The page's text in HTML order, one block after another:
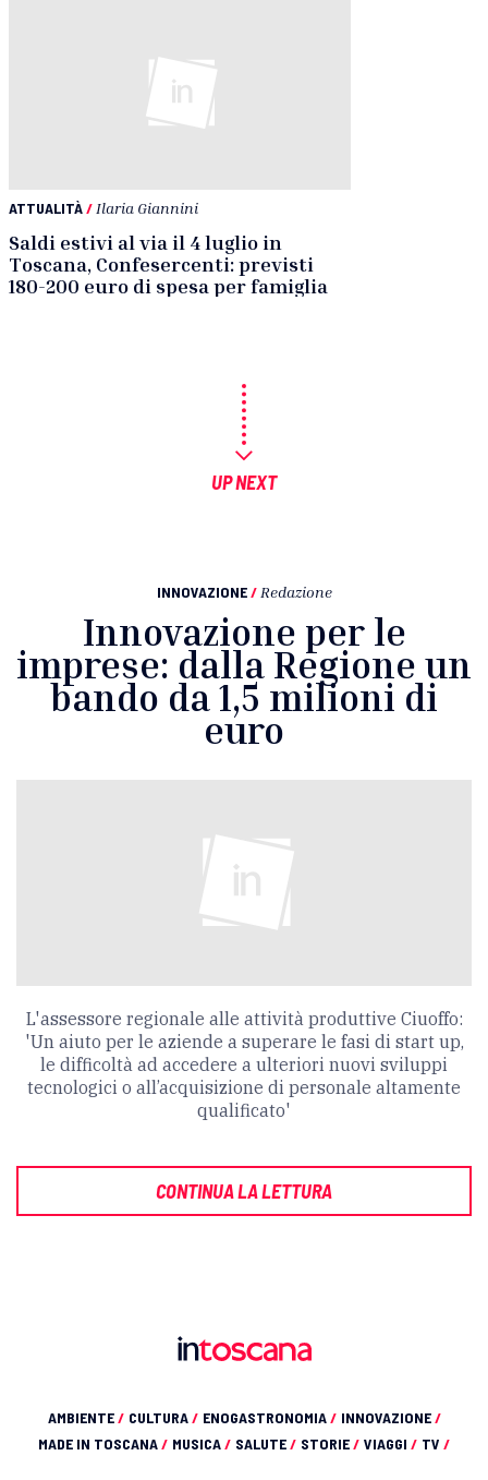
ATTUALITÀ/ Ilaria Giannini
Saldi estivi al via il 4 luglio in
Toscana, Confesercenti: previsti
180-200 euro di spesa per famiglia
UP NEXT
INNOVAZIONE / Redazione
Innovazione per le
imprese: dalla Regione un
bando da 1,5 milioni di
euro
L'assessore regionale alle attività produttive Ciuoffo:
'Un aiuto per le aziende a superare le fasi di start up,
le difficoltà ad accedere a ulteriori nuovi sviluppi
tecnologici o all’acquisizione di personale altamente
qualificato'
CONTINUA LA LETTURA
AMBIENTE/ CULTURA/ ENOGASTRONOMIA/ INNOVAZIONE/
MADE IN TOSCANA/ MUSICA/ SALUTE/ STORIE/ VIAGGI / TV /